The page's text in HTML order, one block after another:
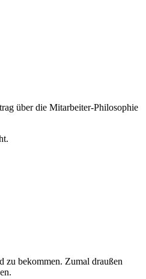
über die Mitarbeiter-Philosophie
zu bekommen. Zumal draußen